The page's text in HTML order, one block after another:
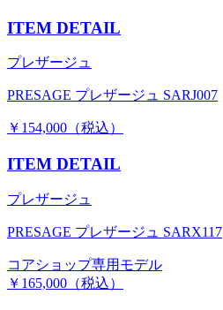
ITEM DETAIL
プレザージュ
PRESAGE プレザージュ SARJ007
￥154,000（税込）
ITEM DETAIL
プレザージュ
PRESAGE プレザージュ SARX117
コアショップ専用モデル
￥165,000（税込）